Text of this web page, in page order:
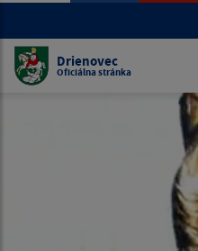
Drienovec
Oficiálna stránka